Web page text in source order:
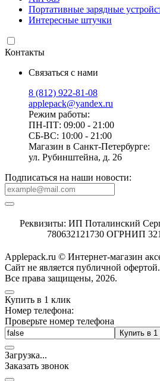
Портативные зарядные
Интересные штучки
Контакты
Связаться с нами
8 (812) 922-81-08
applepack@yandex.ru
Режим работы:
ПН-ПТ: 09:00 - 21:00
СБ-ВС: 10:00 - 21:00
Магазин в Санкт-Петербурге:
ул. Рубинштейна, д. 26
Подписаться на наши новости:
Реквизиты: ИП Поталинский
780632121730 ОГРНИП
Applepack.ru © Интернет-магазин
Cайт не является публичной офертой.
Все права защищены, 2026.
Купить в 1 клик
Номер телефона:
Проверьте номер телефона
Купить в 1
Загрузка...
Заказать звонок